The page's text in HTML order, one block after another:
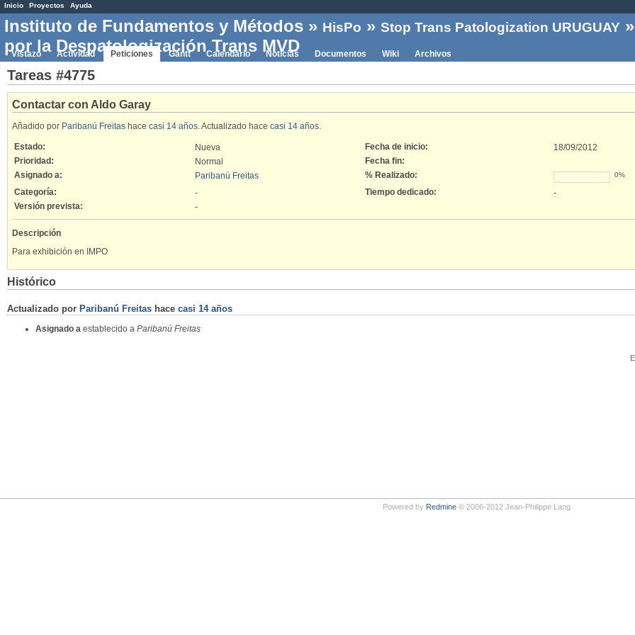
Inicio Proyectos Ayuda
Instituto de Fundamentos y Métodos » HisPo » Stop Trans Patologization URUGUAY
por la Despatologización Trans MVD
Vistazo Actividad Peticiones Gantt Calendario Noticias Documentos Wiki Archivos
Tareas #4775
Contactar con Aldo Garay
Añadido por Paribanú Freitas hace casi 14 años. Actualizado hace casi 14 años.
Estado: Nueva Fecha de inicio:
18/09/2012
Prioridad:
Normal
Fecha fin:
Asignado a:
Paribanú Freitas % Realizado: 0%
Categoría: - Tiempo dedicado:
-
Versión prevista:
-
Descripción
Para exhibición en IMPO
Histórico
Actualizado por Paribanú Freitas hace casi 14 años
Asignado a establecido a Paribanú Freitas
Powered by Redmine© 2006-2012 Jean-Philippe Lang